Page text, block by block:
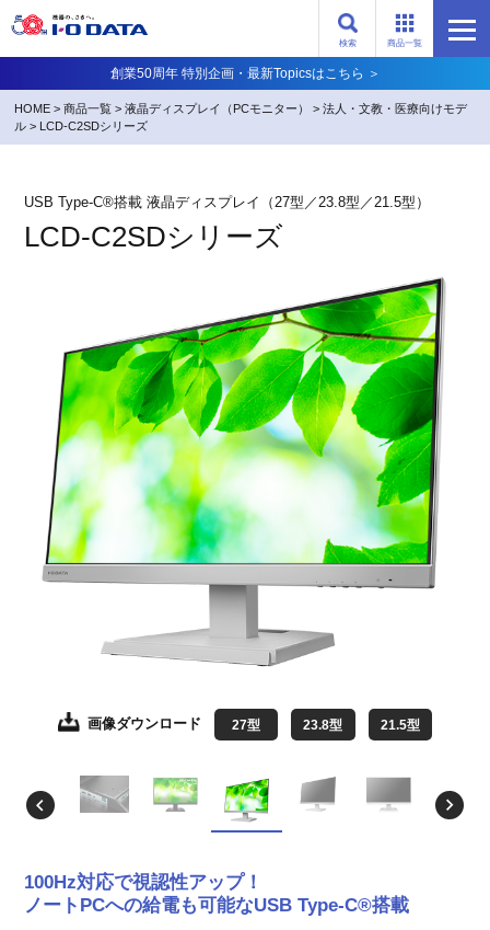
検索 商品一覧
創業50周年 特別企画・最新Topicsはこちら ＞
HOME >商品一覧 >液晶ディスプレイ（PCモニター） >法人・文教・医療向けモデ
ル > LCD-C2SDシリーズ
USB Type-C®搭載 液晶ディスプレイ（27型／23.8型／21.5型）
LCD-C2SDシリーズ
画像ダウンロード 27型 23.8型 21.5型
画像ダウンロード 27型 23.8型 21.5型
画像ダウンロード 27型 23.8型 21.5型
画像ダウンロード 27型 23.8型 21.5型
画像ダウンロード 27型 23.8型 21.5型
画像ダウンロード 27型 23.8型 21.5型
画像ダウンロード 27型 23.8型 21.5型
画像ダウンロード 27型 23.8型 21.5型
画像ダウンロード 27型 23.8型 21.5型
画像ダウンロード 27型 23.8型 21.5型
画像ダウンロード 27型 23.8型 21.5型
100Hz対応で視認性アップ！
ノートPCへの給電も可能なUSB Type-C®搭載